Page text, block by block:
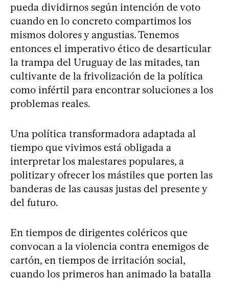
pueda dividirnos según intención de voto
cuando en lo concreto compartimos los
mismos dolores y angustias. Tenemos
entonces el imperativo ético de desarticular
la trampa del Uruguay de las mitades, tan
cultivante de la frivolización de la política
como infértil para encontrar soluciones a los
problemas reales.
Una política transformadora adaptada al
tiempo que vivimos está obligada a
interpretar los malestares populares, a
politizar y ofrecer los mástiles que porten las
banderas de las causas justas del presente y
del futuro.
En tiempos de dirigentes coléricos que
convocan a la violencia contra enemigos de
cartón, en tiempos de irritación social,
cuando los primeros han animado la batalla